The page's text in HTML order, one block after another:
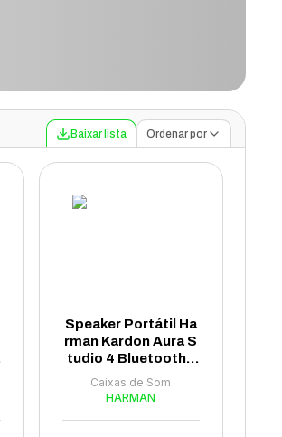
Baixar lista Ordenar por
Speaker Portátil Ha
rman Kardon Aura S
tudio 4 Bluetooth -
Preto
Caixas de Som
HARMAN